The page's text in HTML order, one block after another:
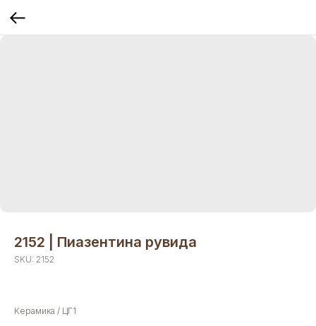
2152 | Пиазентина рувида
SKU: 2152
Керамика / ЦГ1